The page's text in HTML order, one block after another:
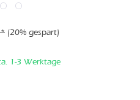
(20% gespart)
1-3 Werktage